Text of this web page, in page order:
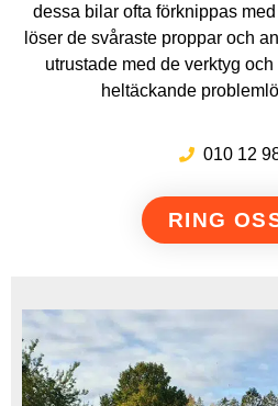
dessa bilar ofta förknippas
löser de svåraste proppar och
utrustade med de verktyg
heltäckande
010 12
RING